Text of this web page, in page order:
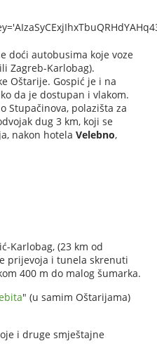
doći autobusima koje voze
Zagreb-Karlobag).
Oštarije. Gospić je i na
da je dostupan i vlakom.
Stupačinova, polazišta za
dug 3 km, koji se
nakon hotelaVelebno,
Karlobag, (23 km od
prijevoja i tunela skrenuti
400 m do malog šumarka.
" (u samim Oštarijama)
i druge smještajne